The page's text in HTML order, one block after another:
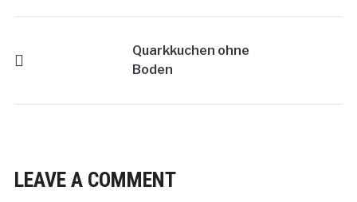
Quarkkuchen ohne
Boden
LEAVE A COMMENT